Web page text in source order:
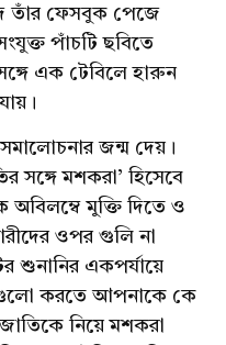
তাঁর ফেসবুক পেজে
পাঁচটি ছবিতে
এক টেবিলে হারুন
সমালোচনার জন্ম দেয়।
সঙ্গে মশকরা’ হিসেবে
মুক্তি দিতে ও
ওপর গুলি না
শুনানির একপর্যায়ে
করতে আপনাকে কে
নিয়ে মশকরা